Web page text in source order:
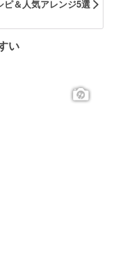
ピ＆人気アレンジ5選
い